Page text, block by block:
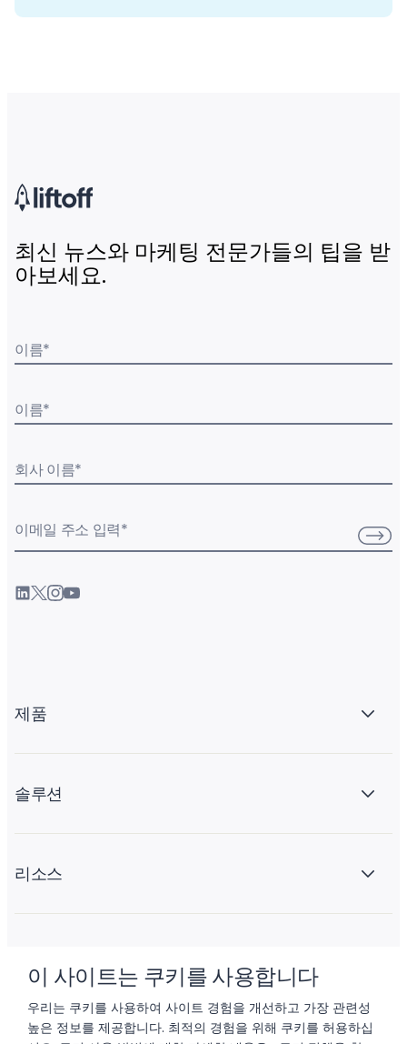
이 사이트는 쿠키를 사용합니다
우리는 쿠키를 사용하여 사이트 경험을 개선하고 가장 관련성
높은 정보를 제공합니다. 최적의 경험을 위해 쿠키를 허용하십
최신 뉴스와 마케팅 전문가들의 팁을 받
아보세요.
이름*
이름*
회사 이름*
이메일 주소 입력*
제품
솔루션
리소스